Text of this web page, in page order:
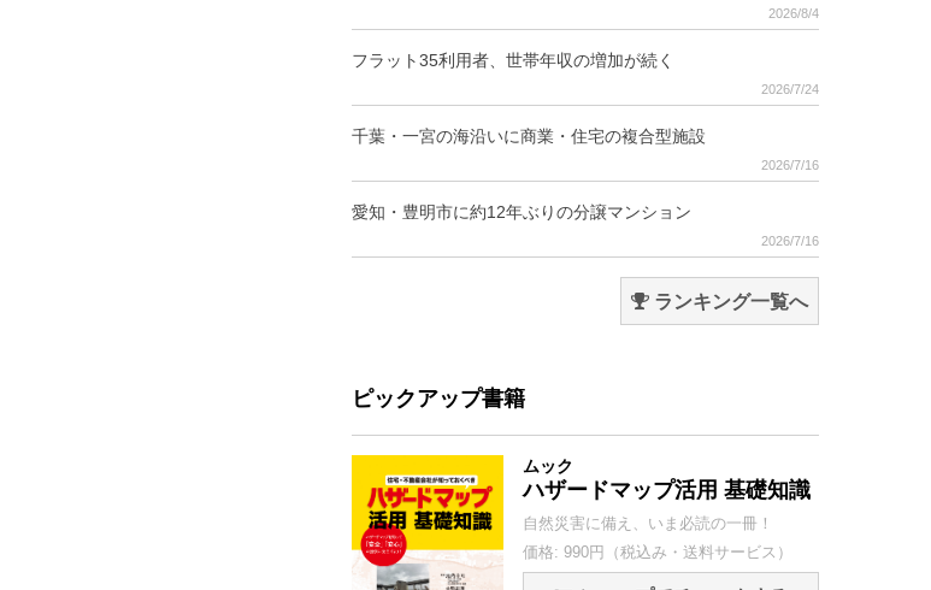
2026/8/4
フラット35利用者、世帯年収の増加が続く
2026/7/24
千葉・一宮の海沿いに商業・住宅の複合型施設
2026/7/16
愛知・豊明市に約12年ぶりの分譲マンション
2026/7/16
ランキング一覧へ
ピックアップ書籍
ムック
ハザードマップ活用 基礎知識
自然災害に備え、いま必読の一冊！
価格: 990円（税込み・送料サービス）